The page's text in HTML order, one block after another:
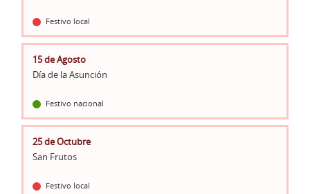
Festivo local
15 de Agosto
Día de la Asunción
Festivo nacional
25 de Octubre
San Frutos
Festivo local